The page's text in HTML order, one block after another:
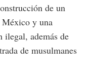
de un
y una
además de
de musulmanes